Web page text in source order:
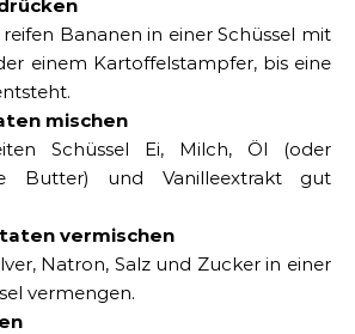
Bananen in einer Schüssel mit
einem Kartoffelstampfer, bis eine
mischen
Schüssel Ei, Milch, Öl (oder
Butter) und Vanilleextrakt gut
vermischen
Natron, Salz und Zucker in einer
vermengen.